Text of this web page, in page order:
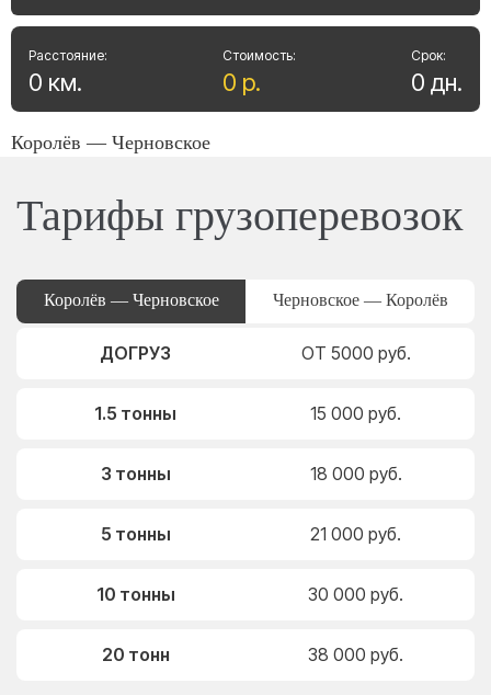
Стоимость:
0 р.
Расстояние:
0 км.
Срок:
0 дн.
Королёв — Черновское
Тарифы грузоперевозок
Королёв — Черновское Черновское — Королёв
ДОГРУЗ ОТ 5000 руб.
1.5 тонны 15 000 руб.
3 тонны 18 000 руб.
5 тонны 21 000 руб.
10 тонны 30 000 руб.
20 тонн 38 000 руб.